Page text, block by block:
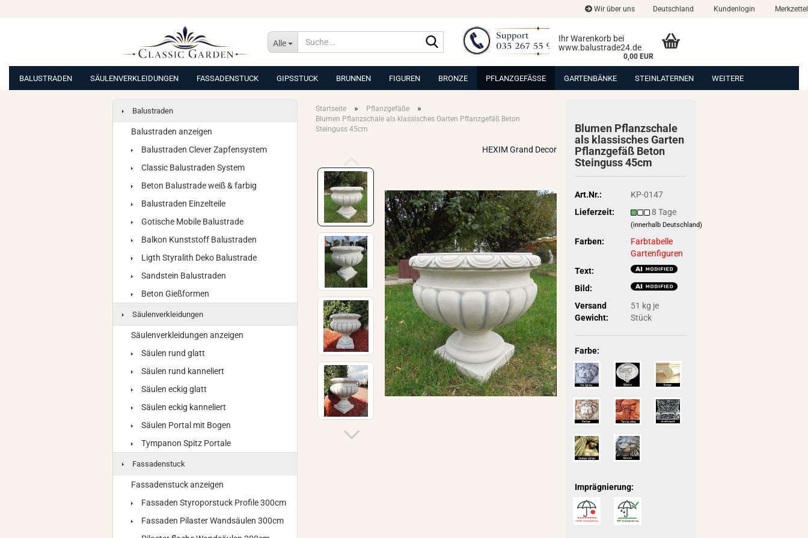
Wir über uns Deutschland Kundenlogin Merkzettel
Alle
Suche...
Ihr Warenkorb bei
www.balustrade24.de
0,00 EUR
BALUSTRADEN SÄULENVERKLEIDUNGEN FASSADENSTUCK GIPSSTUCK BRUNNEN FIGUREN BRONZE PFLANZGEFÄSSE GARTENBÄNKE STEINLATERNEN WEITERE
Startseite » Pflanzgefäße »
Blumen Pflanzschale als klassisches Garten Pflanzgefäß Beton
Steinguss 45cm
HEXIM Grand Decor
Blu­men Pflanz­scha­le
als klas­si­sches Gar­ten
Pflanz­ge­fäß Beton
Stein­guss 45cm
Art.Nr.:
KP-0147
Lieferzeit:
8 Tage
(innerhalb Deutschland)
Farben:
Farbtabelle
Gartenfiguren
Text:
Bild:
Versand
Gewicht:
51 kg je
Stück
Farbe:
Imprägnierung:
Balustraden
Balustraden anzeigen
Balustraden Clever Zapfensystem
Classic Balustraden System
Beton Balustrade weiß & farbig
Balustraden Einzelteile
Gotische Mobile Balustrade
Balkon Kunststoff Balustraden
Ligth Styralith Deko Balustrade
Sandstein Balustraden
Beton Gießformen
Säulenverkleidungen
Säulenverkleidungen anzeigen
Säulen rund glatt
Säulen rund kanneliert
Säulen eckig glatt
Säulen eckig kanneliert
Säulen Portal mit Bogen
Tympanon Spitz Portale
Fassadenstuck
Fassadenstuck anzeigen
Fassaden Styroporstuck Profile 300cm
Fassaden Pilaster Wandsäulen 300cm